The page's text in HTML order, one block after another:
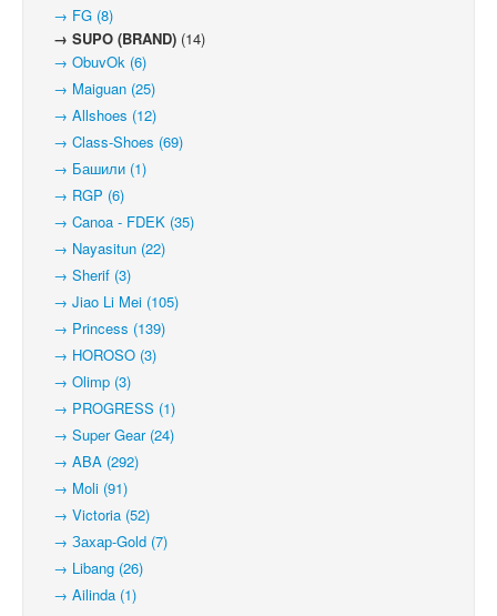
→ FG (8)
→ SUPO (BRAND) (14)
→ ObuvOk (6)
→ Maiguan (25)
→ Allshoes (12)
→ Class-Shoes (69)
→ Башили (1)
→ RGP (6)
→ Canoa - FDEK (35)
→ Nayasitun (22)
→ Sherif (3)
→ Jiao Li Mei (105)
→ Princess (139)
→ HOROSO (3)
→ Olimp (3)
→ PROGRESS (1)
→ Super Gear (24)
→ ABA (292)
→ Moli (91)
→ Victoria (52)
→ Захар-Gold (7)
→ Libang (26)
→ Ailinda (1)